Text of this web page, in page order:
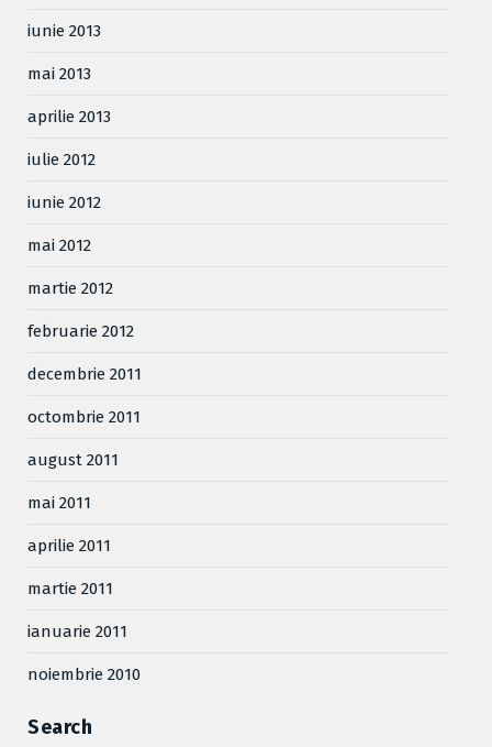
iunie 2013
mai 2013
aprilie 2013
iulie 2012
iunie 2012
mai 2012
martie 2012
februarie 2012
decembrie 2011
octombrie 2011
august 2011
mai 2011
aprilie 2011
martie 2011
ianuarie 2011
noiembrie 2010
Search